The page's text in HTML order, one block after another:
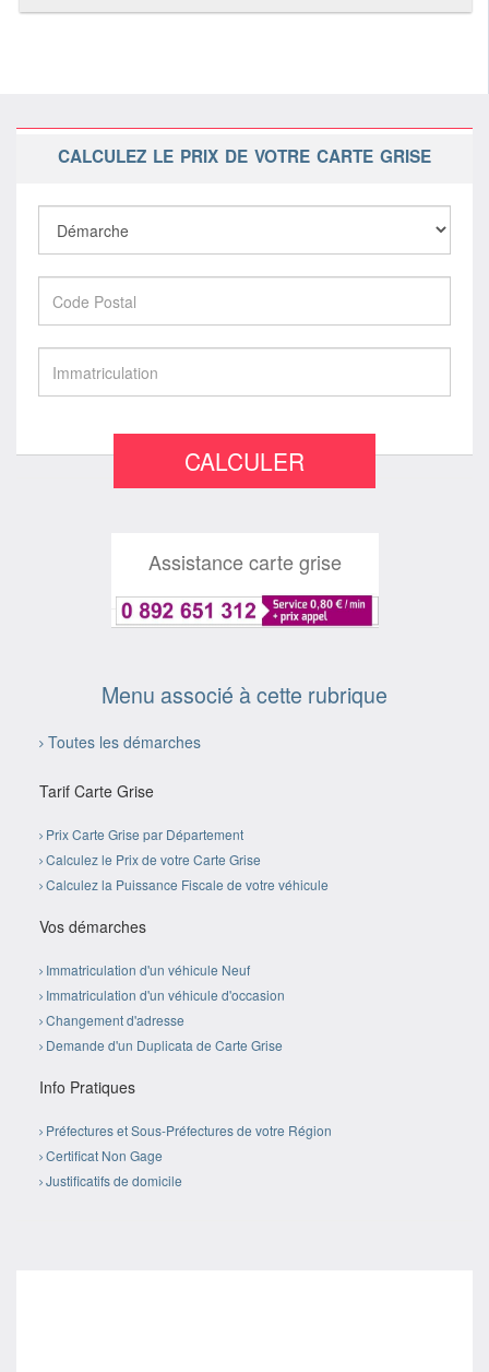
CALCULEZ LE PRIX DE VOTRE CARTE GRISE
CALCULER
Assistance carte grise
Menu associé à cette rubrique
Toutes les démarches
Tarif Carte Grise
Prix Carte Grise par Département
Calculez le Prix de votre Carte Grise
Calculez la Puissance Fiscale de votre véhicule
Vos démarches
Immatriculation d'un véhicule Neuf
Immatriculation d'un véhicule d'occasion
Changement d'adresse
Demande d'un Duplicata de Carte Grise
Info Pratiques
Préfectures et Sous-Préfectures de votre Région
Certificat Non Gage
Justificatifs de domicile